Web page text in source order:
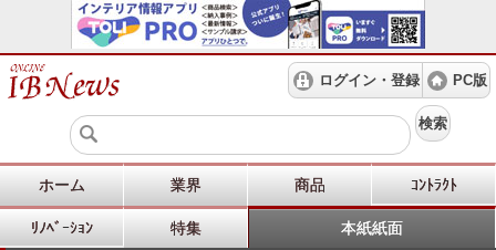
ログイン・登録 PC版
検索
ホーム 業界 商品 ｺﾝﾄﾗｸﾄ
ﾘﾉﾍﾞｰｼｮﾝ 特集 本紙紙面